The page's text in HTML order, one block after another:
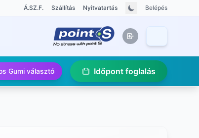
Á.SZ.F. Szállítás Nyitvatartás Belépés
Gumi választó Időpont foglalás